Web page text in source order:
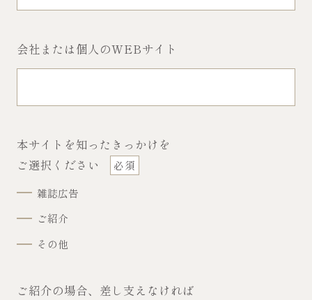
会社または個人のWEBサイト
本サイトを知ったきっかけを
ご選択ください
雑誌広告
ご紹介
その他
ご紹介の場合、差し支えなければ